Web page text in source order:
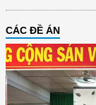
CÁC ĐỀ ÁN